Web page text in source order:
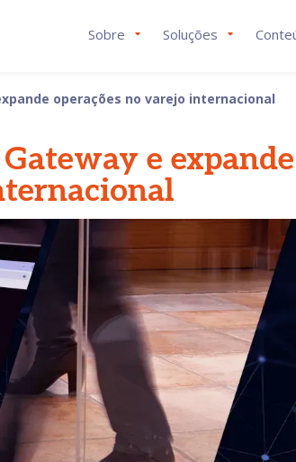
Sobre Soluções
operações no varejo internacional
e expande